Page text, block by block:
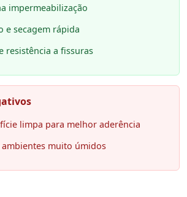
impermeabilização
e secagem rápida
resistência a fissuras
limpa para melhor aderência
ambientes muito úmidos